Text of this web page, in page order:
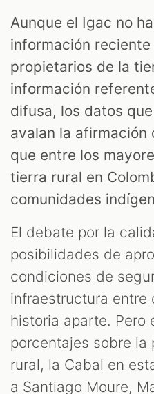
Aunque el Igac no
información
propietarios de la
información
difusa, los datos
avalan la afirmación
que entre los
tierra rural en
comunidades
El debate por la
posibilidades de
condiciones de
infraestructura entre
historia aparte. Pero
porcentajes sobre la
rural, la Cabal en
a Santiago Moure,